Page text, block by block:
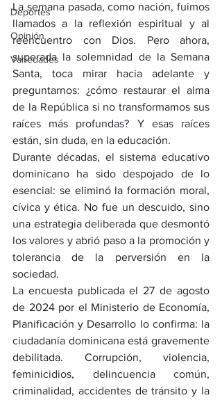
Deportes
Opinión
Variedades
La semana pasada, como nación, fuimos
llamados a la reflexión espiritual y al
reencuentro con Dios. Pero ahora,
superada la solemnidad de la Semana
Santa, toca mirar hacia adelante y
preguntarnos: ¿cómo restaurar el alma
de la República si no transformamos sus
raíces más profundas? Y esas raíces
están, sin duda, en la educación.
Durante décadas, el sistema educativo
dominicano ha sido despojado de lo
esencial: se eliminó la formación moral,
cívica y ética. No fue un descuido, sino
una estrategia deliberada que desmontó
los valores y abrió paso a la promoción y
tolerancia de la perversión en la
sociedad.
La encuesta publicada el 27 de agosto
de 2024 por el Ministerio de Economía,
Planificación y Desarrollo lo confirma: la
ciudadanía dominicana está gravemente
debilitada. Corrupción, violencia,
feminicidios, delincuencia común,
criminalidad, accidentes de tránsito y la